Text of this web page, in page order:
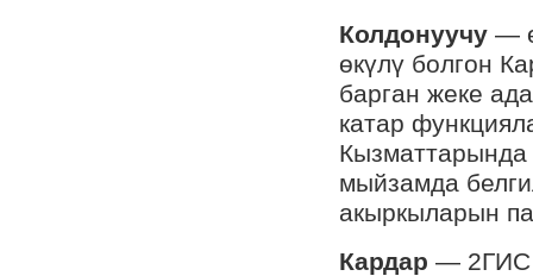
Колдонуучу —
өкүлү болгон
барган жеке
катар
Кызматтарында
мыйзамда
акыркыларын
Кардар — 2ГИС